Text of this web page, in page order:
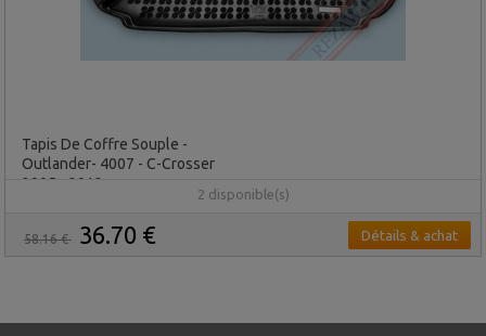
Tapis De Coffre Souple -
Outlander- 4007 - C-Crosser
2005 - 2012
2 disponible(s)
58.16 € 36.70 € Détails & achat